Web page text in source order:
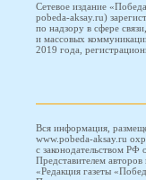
Сетевое издание
pobeda-aksay.ru)
по надзору в сфере
и массовых
2019 года,
Вся информация,
www.pobeda-aksay.ru
с законодательством РФ
Представителем
«Редакция газеты